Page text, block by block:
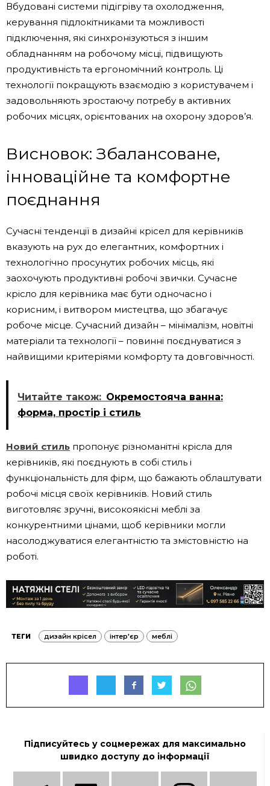
Вбудовані системи підігріву та охолодження,
керування підлокітниками та можливості
підключення, які синхронізуються з іншим
обладнанням на робочому місці, підвищують
продуктивність та ергономічний контроль. Ці
технології покращують взаємодію з користувачем і
задовольняють зростаючу потребу в активних
робочих місцях, орієнтованих на охорону здоров’я.
Висновок: Збалансоване,
інноваційне та комфортне
поєднання
Сучасні тенденції в дизайні крісел для керівників
вказують на рух до елегантних, комфортних і
технологічно просунутих робочих місць, які
заохочують продуктивні робочі звички. Сучасне
крісло для керівника має бути одночасно і
корисним, і витвором мистецтва, що збагачує
робоче місце. Сучасний дизайн – мінімалізм, новітні
матеріали та технології – повинні поєднуватися з
найвищими критеріями комфорту та довговічності.
Читайте також: Окремостояча ванна:
форма, простір і стиль
Новий стиль пропонує різноманітні крісла для
керівників, які поєднують в собі стиль і
функціональність для фірм, що бажають облаштувати
робочі місця своїх керівників. Новий стиль
виготовляє зручні, високоякісні меблі за
конкурентними цінами, щоб керівники могли
насолоджуватися елегантністю та змістовністю на
роботі.
ТЕГИ дизайн крісел інтер'єр меблі
Підписуйтесь у соцмережах для максимально
швидко доступу до інформації